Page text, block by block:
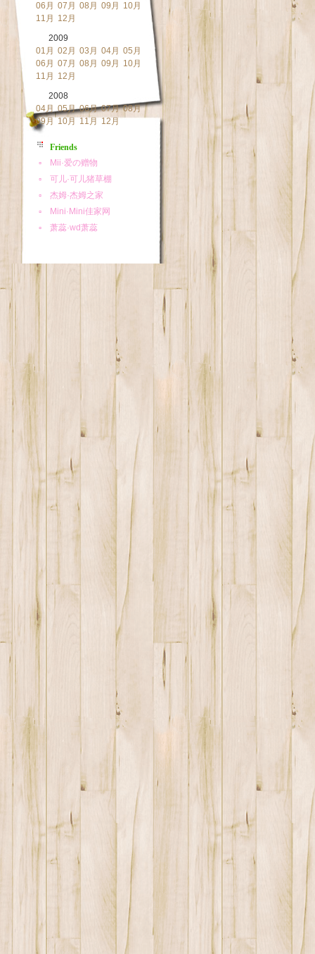
06月 07月 08月 09月
10月
11月
12月
2009
01月 02月 03月 04月 05月
06月 07月 08月 09月
10月
11月
12月
2008
04月 05月 06月 07月 08月
09月
10月 11月 12月
Friends